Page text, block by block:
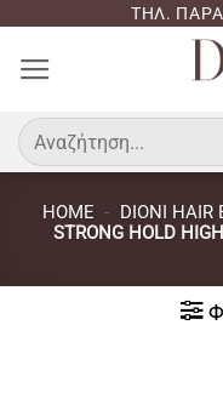
περιεχόμενο
ΤΗΛ.
Αναζήτηση
για:
HOME - DIONI HAIR
STRONG HOLD